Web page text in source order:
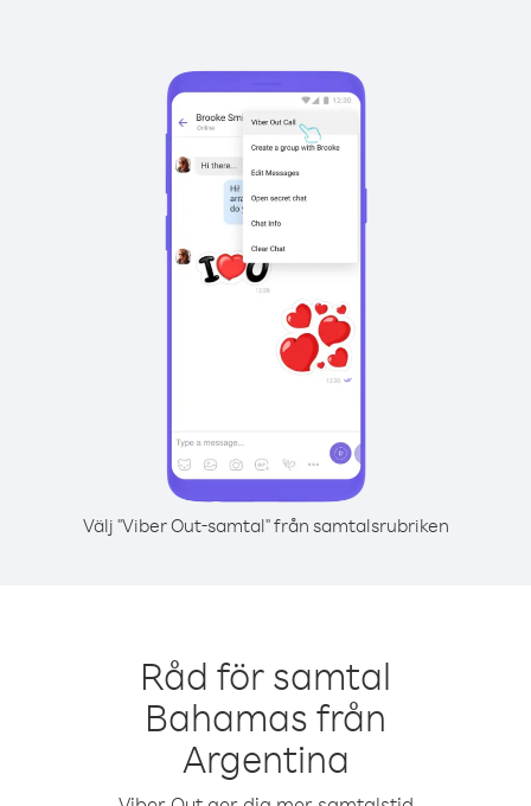
Välj "Viber Out-samtal" från samtalsrubriken
Råd för samtal
Bahamas från
Argentina